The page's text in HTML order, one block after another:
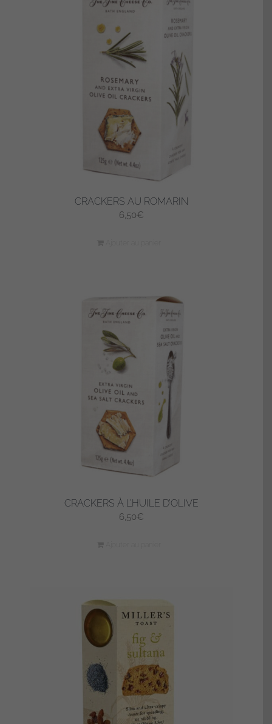
CRACKERS AU ROMARIN
6,50€
CRACKERS À L’HUILE D’OLIVE
6,50€